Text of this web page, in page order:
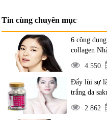
Tin cùng chuyên mục
6 công
collagen
4.550
Đẩy lùi sự
trắng da
2.862